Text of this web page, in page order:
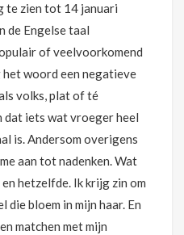
te zien tot 14 januari
de Engelse taal
of veelvoorkomend
woord een negatieve
volks, plat of té
dat iets wat vroeger heel
is. Andersom overigens
aan tot nadenken. Wat
hetzelfde. Ik krijg zin om
die bloem in mijn haar. En
matchen met mijn